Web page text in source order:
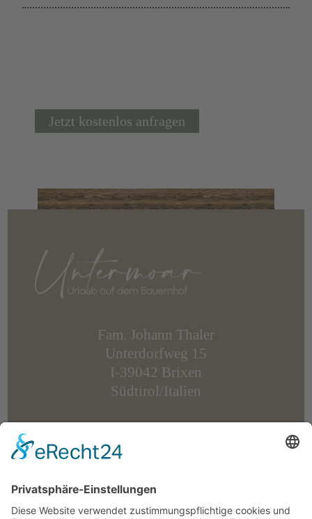
Jetzt kostenlos anfragen
Fam. Johann Thaler
Unterdorfweg 15
I-39042 Brixen
Südtirol/Italien
Tel. +39 348 7722435